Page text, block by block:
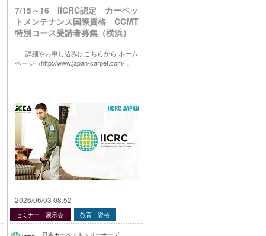
7/15～16 IICRC認定 カーペッ
トメンテナンス国際資格 CCMT
特別コース受講者募集（横浜）
詳細やお申し込みはこちらから ホーム
ページ→http://www.japan-carpet.com/ 。
2026/06/03 08:52
セミナー・展示会 教育・資格